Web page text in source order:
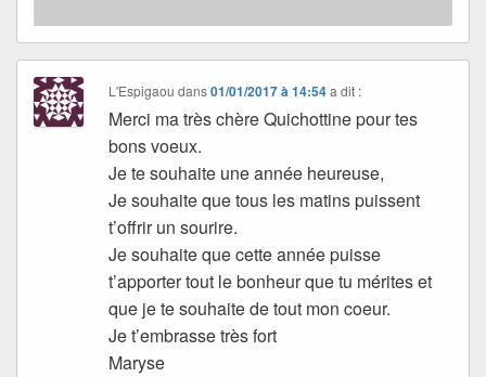
L'Espigaou dans01/01/2017 à 14:54 a dit :
Merci ma très chère Quichottine pour tes
bons voeux.
Je te souhaite une année heureuse,
Je souhaite que tous les matins puissent
t’offrir un sourire.
Je souhaite que cette année puisse
t’apporter tout le bonheur que tu mérites et
que je te souhaite de tout mon coeur.
Je t’embrasse très fort
Maryse